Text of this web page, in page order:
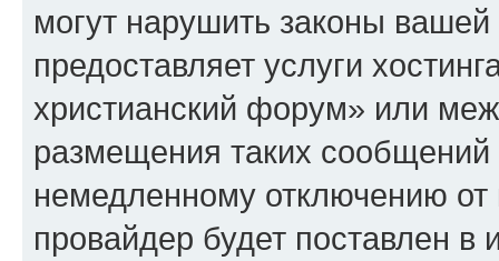
могут нарушить законы
предоставляет услуги
христианский форум» или
размещения таких
немедленному отключению
провайдер будет поставлен в